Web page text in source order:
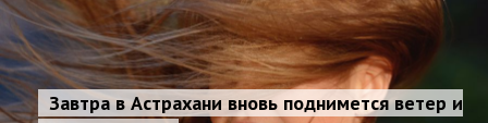
Завтра в Астрахани вновь поднимется ветер и